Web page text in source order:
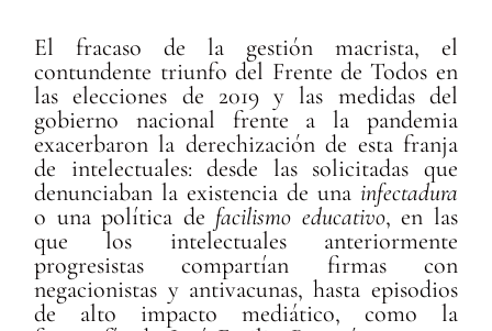
El fracaso de la gestión macrista, el
contundente triunfo del Frente de Todos en
las elecciones de 2019 y las medidas del
gobierno nacional frente a la pandemia
exacerbaron la derechización de esta franja
de intelectuales: desde las solicitadas que
denunciaban la existencia de una infectadura
o una política de facilismo educativo, en las
que los intelectuales anteriormente
progresistas compartían firmas con
negacionistas y antivacunas, hasta episodios
de alto impacto mediático, como la